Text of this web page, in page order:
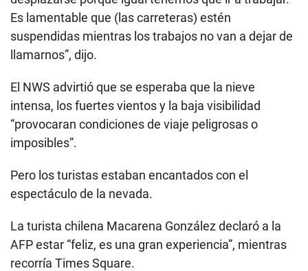
Es lamentable que (las carreteras) estén
suspendidas mientras los trabajos no van a dejar de
llamarnos”, dijo.
El NWS advirtió que se esperaba que la nieve
intensa, los fuertes vientos y la baja visibilidad
“provocaran condiciones de viaje peligrosas o
imposibles”.
Pero los turistas estaban encantados con el
espectáculo de la nevada.
La turista chilena Macarena González declaró a la
AFP estar “feliz, es una gran experiencia”, mientras
recorría Times Square.